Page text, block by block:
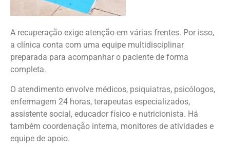
A recuperação exige atenção em várias frentes. Por isso,
a clínica conta com uma equipe multidisciplinar
preparada para acompanhar o paciente de forma
completa.
O atendimento envolve médicos, psiquiatras, psicólogos,
enfermagem 24 horas, terapeutas especializados,
assistente social, educador físico e nutricionista. Há
também coordenação interna, monitores de atividades e
equipe de apoio.